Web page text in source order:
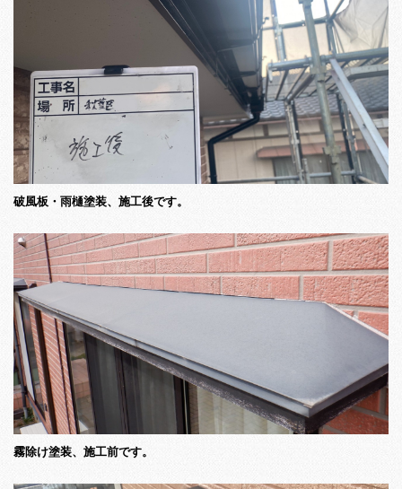
破風板・雨樋塗装、施工後です。
霧除け塗装、施工前です。